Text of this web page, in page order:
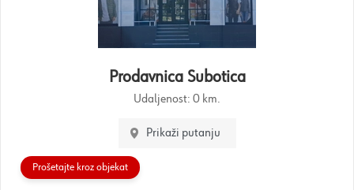
Prodavnica Subotica
Udaljenost: 0 km.
Prikaži putanju
Prošetajte kroz objekat